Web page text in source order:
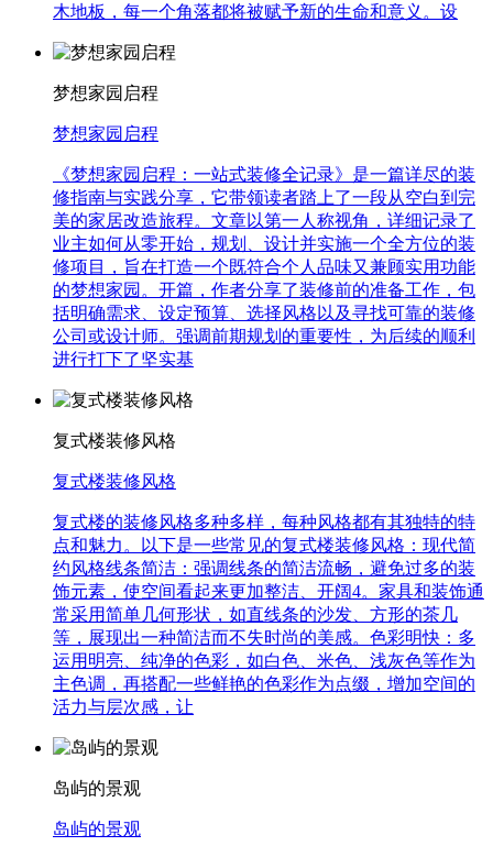
木地板，每一个角落都将被赋予新的生命和意义。设
梦想家园启程
梦想家园启程
《梦想家园启程：一站式装修全记录》是一篇详尽的装
修指南与实践分享，它带领读者踏上了一段从空白到完
美的家居改造旅程。文章以第一人称视角，详细记录了
业主如何从零开始，规划、设计并实施一个全方位的装
修项目，旨在打造一个既符合个人品味又兼顾实用功能
的梦想家园。开篇，作者分享了装修前的准备工作，包
括明确需求、设定预算、选择风格以及寻找可靠的装修
公司或设计师。强调前期规划的重要性，为后续的顺利
进行打下了坚实基
复式楼装修风格
复式楼装修风格
复式楼的装修风格多种多样，每种风格都有其独特的特
点和魅力。以下是一些常见的复式楼装修风格：现代简
约风格线条简洁：强调线条的简洁流畅，避免过多的装
饰元素，使空间看起来更加整洁、开阔4。家具和装饰通
常采用简单几何形状，如直线条的沙发、方形的茶几
等，展现出一种简洁而不失时尚的美感。色彩明快：多
运用明亮、纯净的色彩，如白色、米色、浅灰色等作为
主色调，再搭配一些鲜艳的色彩作为点缀，增加空间的
活力与层次感，让
岛屿的景观
岛屿的景观